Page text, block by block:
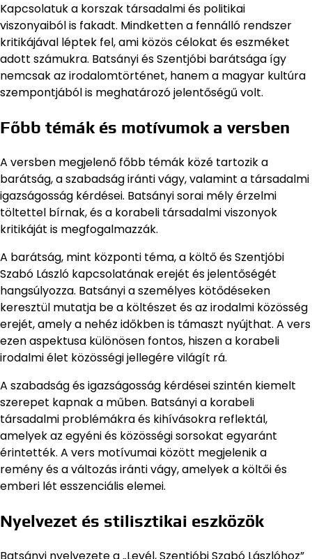
Kapcsolatuk a korszak társadalmi és politikai
viszonyaiból is fakadt. Mindketten a fennálló rendszer
kritikájával léptek fel, ami közös célokat és eszméket
adott számukra. Batsányi és Szentjóbi barátsága így
nemcsak az irodalomtörténet, hanem a magyar kultúra
szempontjából is meghatározó jelentőségű volt.
Főbb témák és motívumok a versben
A versben megjelenő főbb témák közé tartozik a
barátság, a szabadság iránti vágy, valamint a társadalmi
igazságosság kérdései. Batsányi sorai mély érzelmi
töltettel bírnak, és a korabeli társadalmi viszonyok
kritikáját is megfogalmazzák.
A barátság, mint központi téma, a költő és Szentjóbi
Szabó László kapcsolatának erejét és jelentőségét
hangsúlyozza. Batsányi a személyes kötődéseken
keresztül mutatja be a költészet és az irodalmi közösség
erejét, amely a nehéz időkben is támaszt nyújthat. A vers
ezen aspektusa különösen fontos, hiszen a korabeli
irodalmi élet közösségi jellegére világít rá.
A szabadság és igazságosság kérdései szintén kiemelt
szerepet kapnak a műben. Batsányi a korabeli
társadalmi problémákra és kihívásokra reflektál,
amelyek az egyéni és közösségi sorsokat egyaránt
érintették. A vers motívumai között megjelenik a
remény és a változás iránti vágy, amelyek a költői és
emberi lét esszenciális elemei.
Nyelvezet és stilisztikai eszközök
Batsányi nyelvezete a „Levél, Szentjóbi Szabó Lászlóhoz”